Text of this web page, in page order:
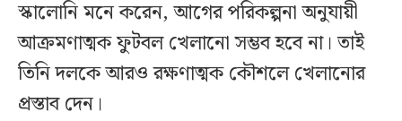
স্কালোনি মনে করেন, আগের পরিকল্পনা অনুযায়ী
আক্রমণাত্মক ফুটবল খেলানো সম্ভব হবে না। তাই
তিনি দলকে আরও রক্ষণাত্মক কৌশলে খেলানোর
প্রস্তাব দেন।